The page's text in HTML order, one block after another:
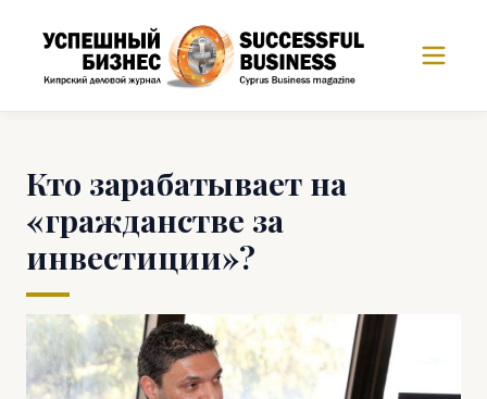
Кто зарабатывает на
«гражданстве за
инвестиции»?